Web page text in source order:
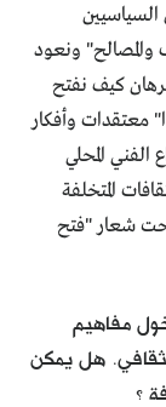
السياسيين
والمصالح" ونعود
كيف نفتح
معتقدات وأفكار
الفني المحلي
المتخلفة
شعار "فتح
مفاهيم
هل يمكن
؟